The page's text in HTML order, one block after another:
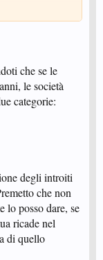
possono permettere
deciso di
passaggio..
che se le
le società
categorie:
degli introiti
che non
lo posso dare, se
ricade nel
di quello